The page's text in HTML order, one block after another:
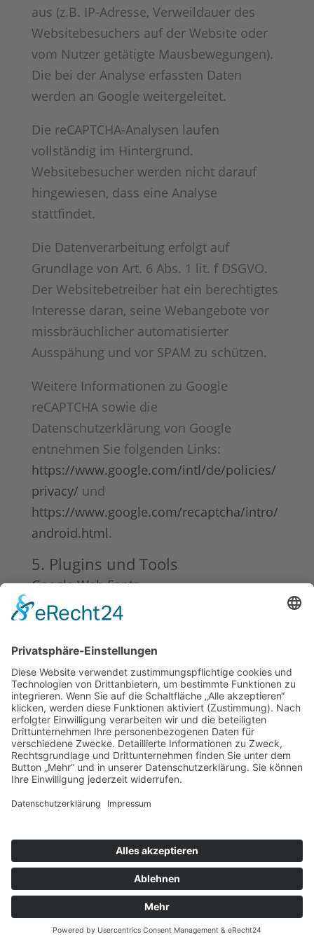
aus (z.B. IP-Adresse, Verweildauer des
Websitebesuchers auf der Website oder
vom Nutzer getätigte Mausbewegungen).
Die bei der Analyse erfassten Daten
werden an Google weitergeleitet.
Die reCAPTCHA-Analysen laufen
vollständig im Hintergrund.
Websitebesucher werden nicht darauf
hingewiesen, dass eine Analyse
stattfindet.
Die Datenverarbeitung erfolgt auf
Grundlage von Art. 6 Abs. 1 lit. f DSGVO.
Der Websitebetreiber hat ein berechtigtes
Interesse daran, seine Webangebote vor
missbräuchlicher automatisierter
Ausspähung und vor SPAM zu schützen.
Weitere Informationen zu Google
reCAPTCHA sowie die
Datenschutzerklärung von Google
entnehmen Sie folgenden Links:
https://www.google.com/intl/de/policies/
privacy/ und
https://www.google.com/recaptcha/intro/
android.html.
5. Plugins und Tools
Google Web Fonts
Diese Seite nutzt zur einheitlichen
Web Fonts, die von Google bereitgestellt
werden. Beim Aufruf einer Seite lädt Ihr
Browser die benötigten Web Fonts in
ihren Browsercache, um Texte und
Schriftarten korrekt anzuzeigen.
Zu diesem Zweck muss der von Ihnen
verwendete Browser Verbindung zu den
Servern von Google aufnehmen.
darüber, dass über Ihre IP-Adresse unsere
Website aufgerufen wurde. Die Nutzung
von Google Web Fonts erfolgt im
Interesse einer einheitlichen und
ansprechenden Darstellung unserer